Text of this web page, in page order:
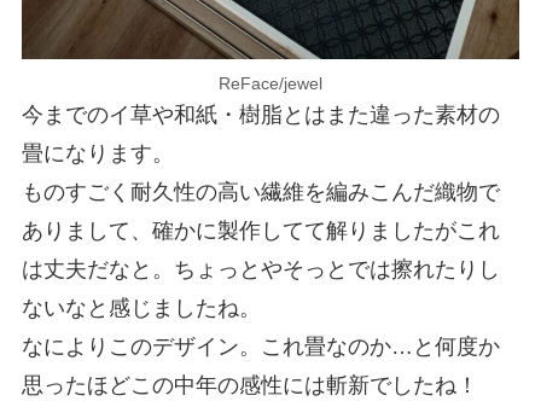
ReFace/jewel
今までのイ草や和紙・樹脂とはまた違った素材の
畳になります。
ものすごく耐久性の高い繊維を編みこんだ織物で
ありまして、確かに製作してて解りましたがこれ
は丈夫だなと。ちょっとやそっとでは擦れたりし
ないなと感じましたね。
なによりこのデザイン。これ畳なのか…と何度か
思ったほどこの中年の感性には斬新でしたね！